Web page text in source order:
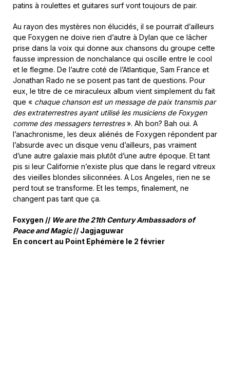
patins à roulettes et guitares surf vont toujours de pair.
Au rayon des mystères non élucidés, il se pourrait d’ailleurs
que Foxygen ne doive rien d’autre à Dylan que ce lâcher
prise dans la voix qui donne aux chansons du groupe cette
fausse impression de nonchalance qui oscille entre le cool
et le flegme. De l’autre coté de l’Atlantique, Sam France et
Jonathan Rado ne se posent pas tant de questions. Pour
eux, le titre de ce miraculeux album vient simplement du fait
que « chaque chanson est un message de paix transmis par
des extraterrestres ayant utilisé les musiciens de Foxygen
comme des messagers terrestres». Ah bon? Bah oui. A
l’anachronisme, les deux aliénés de Foxygen répondent par
l’absurde avec un disque venu d’ailleurs, pas vraiment
d’une autre galaxie mais plutôt d’une autre époque. Et tant
pis si leur Californie n’existe plus que dans le regard vitreux
des vieilles blondes siliconnées. A Los Angeles, rien ne se
perd tout se transforme. Et les temps, finalement, ne
changent pas tant que ça.
Foxygen // We are the 21th Century Ambassadors of
Peace and Magic// Jagjaguwar
En concert au Point Ephémère le 2 février